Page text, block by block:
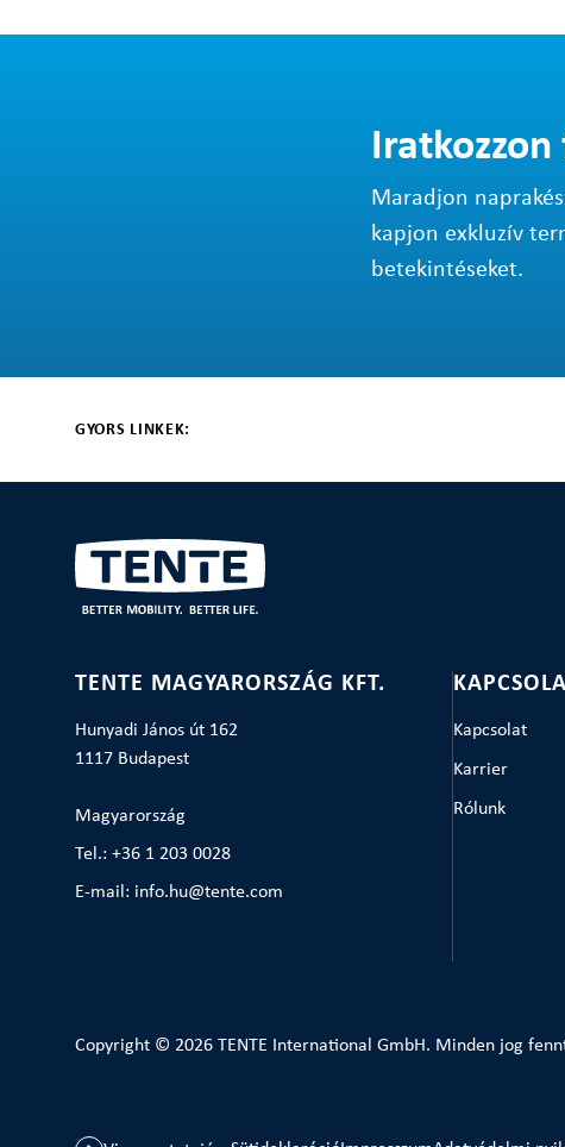
Maradjon
kapjon exkluzív
betekintéseket.
GYORS LINKEK:
TENTE MAGYARORSZÁG KFT.
Hunyadi János út 162
1117 Budapest
Magyarország
Tel.: +36 1 203 0028
E-mail: info.hu@tente.com
Kapcsolat
Karrier
Rólunk
Copyright © 2026 TENTE International GmbH. Minden jog